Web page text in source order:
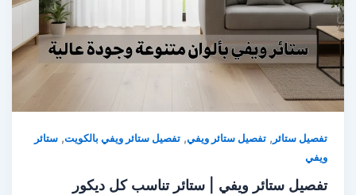
تفصيل ستائر ,تفصيل ستائر ويفي,تفصيل ستائر ويفي بالكويت,ستائر
ويفي
تفصيل ستائر ويفي | ستائر تناسب كل ديكور